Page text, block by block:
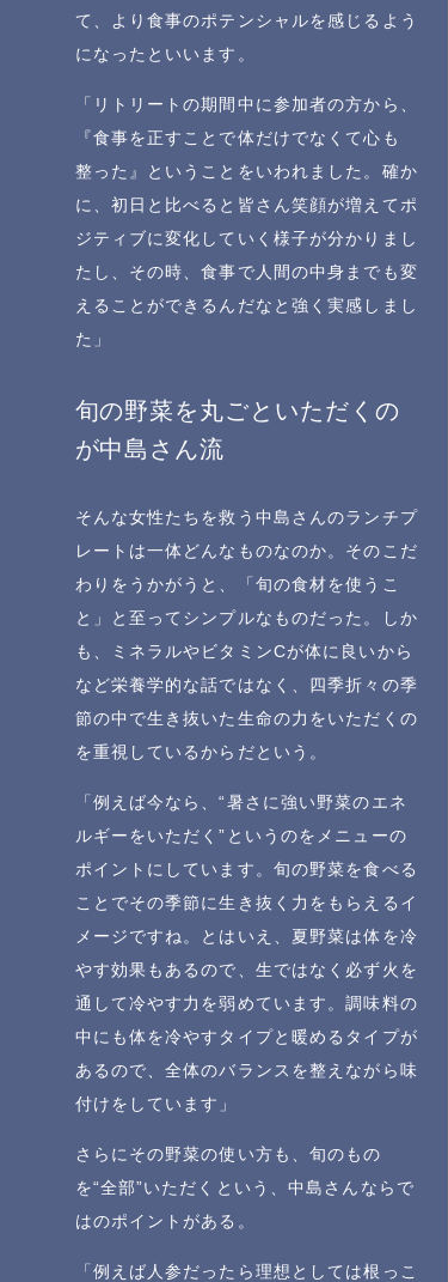
て、より食事のポテンシャルを感じるよう
になったといいます。
「リトリートの期間中に参加者の方から、
『食事を正すことで体だけでなくて心も
整った』ということをいわれました。確か
に、初日と比べると皆さん笑顔が増えてポ
ジティブに変化していく様子が分かりまし
たし、その時、食事で人間の中身までも変
えることができるんだなと強く実感しまし
た」
旬の野菜を丸ごといただくの
が中島さん流
そんな女性たちを救う中島さんのランチプ
レートは一体どんなものなのか。そのこだ
わりをうかがうと、「旬の食材を使うこ
と」と至ってシンプルなものだった。しか
も、ミネラルやビタミンCが体に良いから
など栄養学的な話ではなく、四季折々の季
節の中で生き抜いた生命の力をいただくの
を重視しているからだという。
「例えば今なら、“暑さに強い野菜のエネ
ルギーをいただく”というのをメニューの
ポイントにしています。旬の野菜を食べる
ことでその季節に生き抜く力をもらえるイ
メージですね。とはいえ、夏野菜は体を冷
やす効果もあるので、生ではなく必ず火を
通して冷やす力を弱めています。調味料の
中にも体を冷やすタイプと暖めるタイプが
あるので、全体のバランスを整えながら味
付けをしています」
さらにその野菜の使い方も、旬のもの
を“全部”いただくという、中島さんならで
はのポイントがある。
「例えば人参だったら理想としては根っこ